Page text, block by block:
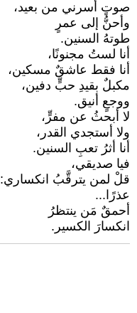
صوتٍ أسرني من بعيد،
وأحنُّ إلى عمرٍ
طوتهُ السنين.
أنا لستُ مجنونًا،
أنا فقط عاشقٌ مسكين،
مكبلٌ بقيدِ حبٍّ دفين،
ووجعٍ أنيق.
لا أبحثُ عن مفرٍّ،
ولا أستجدي القدر،
أنا أثرُ تعبِ السنين.
فيا صديقي،
قلْ لمن يترقَّبُ انكساري:
عذرًا...
أحمقٌ مَن ينتظرُ
انكسارَ الكسير.